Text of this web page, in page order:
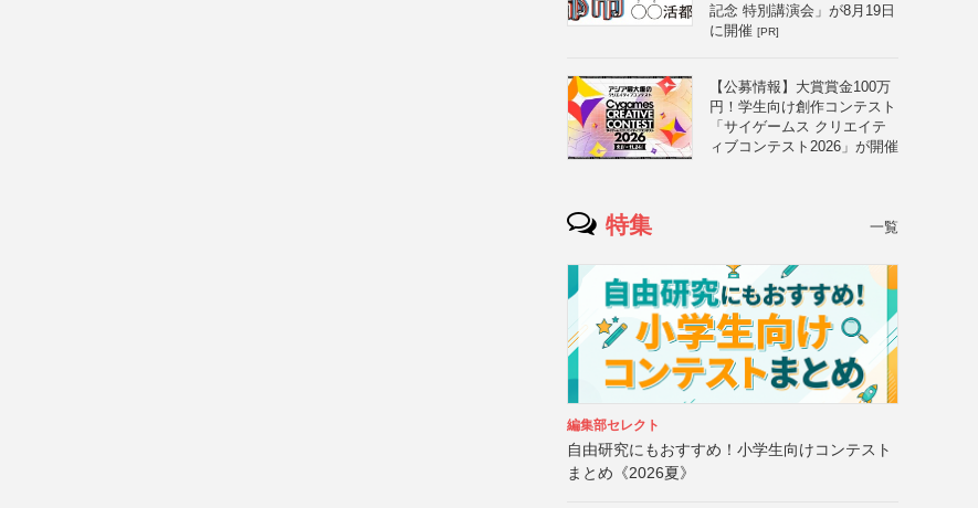
記念 特別講演会」が8月19日
に開催 [PR]
【公募情報】大賞賞金100万
円！学生向け創作コンテスト
「サイゲームス クリエイテ
ィブコンテスト2026」が開催
特集 一覧
編集部セレクト
自由研究にもおすすめ！小学生向けコンテスト
まとめ《2026夏》